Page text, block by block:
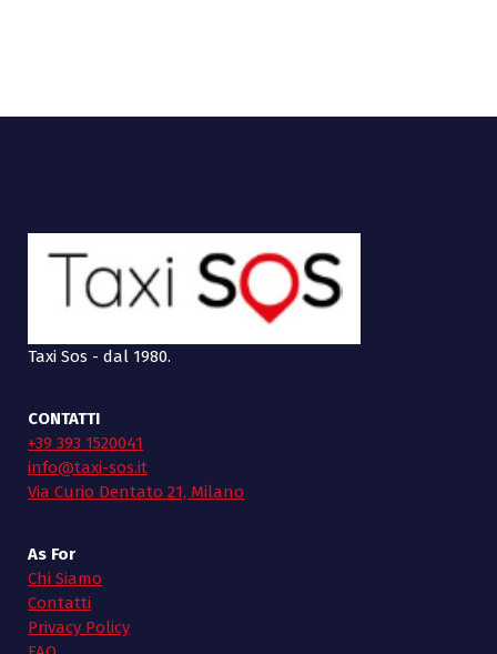
Taxi Sos - dal 1980.
CONTATTI
+39 393 1520041
info@taxi-sos.it
Via Curio Dentato 21, Milano
As For
Chi Siamo
Contatti
Privacy Policy